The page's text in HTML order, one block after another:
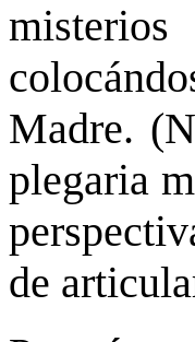
Madre.
plegaria
de